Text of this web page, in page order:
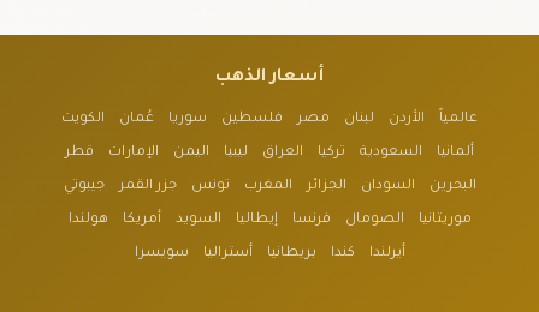
أسعار الذهب
عالمياً الأردن لبنان مصر فلسطين سوريا عُمان الكويت
ألمانيا السعودية تركيا العراق ليبيا اليمن الإمارات قطر
البحرين السودان الجزائر المغرب تونس جزر القمر جيبوتي
موريتانيا الصومال فرنسا إيطاليا السويد أمريكا هولندا
أيرلندا كندا بريطانيا أستراليا سويسرا